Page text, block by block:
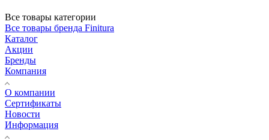
Все товары категории
Все товары бренда Finitura
Каталог
Акции
Бренды
Компания
О компании
Сертификаты
Новости
Информация